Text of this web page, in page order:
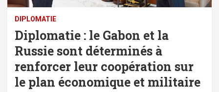
DIPLOMATIE
Diplomatie : le Gabon et la
Russie sont déterminés à
renforcer leur coopération sur
le plan économique et militaire